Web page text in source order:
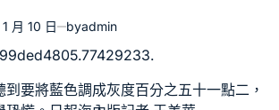
月 10 日 byadmin
到要將藍色調成灰度百分之五十一點二，